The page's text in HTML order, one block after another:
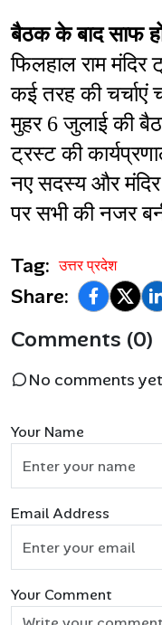
बैठक के बाद साफ
फिलहाल राम
कई तरह की चर्चाएं
मुहर 6 जुलाई की
ट्रस्ट की
नए सदस्य और
पर सभी की नजर
Tag: उत्तर प्रदेश
Share:
Comments (0)
No comments
Your Name
Email Address
Your Comment